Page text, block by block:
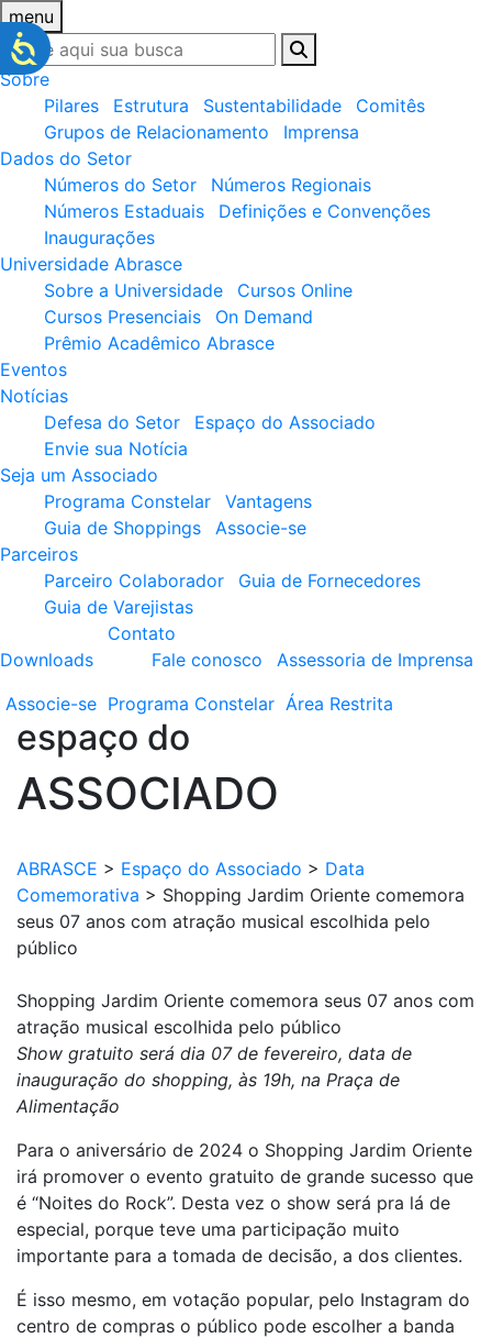
menu
Sobre
Pilares
Estrutura Sustentabilidade
Comitês
Grupos de Relacionamento
Imprensa
Dados do Setor
Números do Setor
Números Regionais
Números Estaduais
Definições e Convenções
Inaugurações
Universidade Abrasce
Sobre a Universidade
Cursos Online
Cursos Presenciais
On Demand
Prêmio Acadêmico Abrasce
Eventos
Notícias
Defesa do Setor
Espaço do Associado
Envie sua Notícia
Seja um Associado
Programa Constelar
Vantagens
Guia de Shoppings
Associe-se
Parceiros
Parceiro Colaborador
Guia de Fornecedores
Guia de Varejistas
Downloads
Contato
Fale conosco
Assessoria de Imprensa
Associe-se Programa Constelar Área Restrita
espaço do
ASSOCIADO
ABRASCE > Espaço do Associado > Data
Comemorativa > Shopping Jardim Oriente comemora
seus 07 anos com atração musical escolhida pelo
público
Shopping Jardim Oriente comemora seus 07 anos com
atração musical escolhida pelo público
Show gratuito será dia 07 de fevereiro, data de
inauguração do shopping, às 19h, na Praça de
Alimentação
Para o aniversário de 2024 o Shopping Jardim Oriente
irá promover o evento gratuito de grande sucesso que
é “Noites do Rock”. Desta vez o show será pra lá de
especial, porque teve uma participação muito
importante para a tomada de decisão, a dos clientes.
É isso mesmo, em votação popular, pelo Instagram do
centro de compras o público pode escolher a banda